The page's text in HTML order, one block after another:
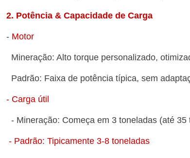
2. Potência & Capacidade de Carga
- Motor
Mineração: Alto torque personalizado,
Padrão: Faixa de potência típica, sem
- Carga útil
- Mineração: Começa em 3 toneladas (até 35
- Padrão: Tipicamente 3-8 toneladas